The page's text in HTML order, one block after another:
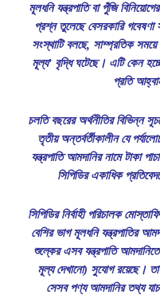
মূলধনি যন্ত্রপাতি বা পুঁজি
প্রশ্ন তুলেছে বেসরকারি গবেষণা
সংস্থাটি বলছে, সাম্প্রতিক সময়ে
মূল্য’ বৃদ্ধি ঘটেছে। এটি কেন
প্রতি
চলতি বছরের অর্থনীতির বিভিন্ন
তৃতীয় অন্তর্বর্তীকালীন যে
যন্ত্রপাতি আমদানির নামে টাকা
সিপিডির একাধিক
সিপিডির নির্বাহী পরিচালক
বেশির ভাগ মূলধনি যন্ত্রপাতির
শুল্কের এসব যন্ত্রপাতি
মূল্য দেখানো) সুযোগ রয়েছে।
সেসব পণ্য আমদানির তথ্য